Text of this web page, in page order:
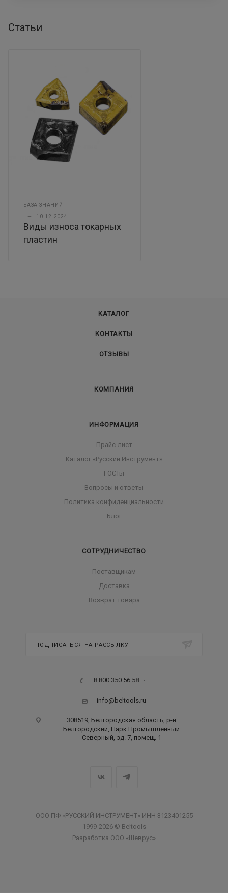
Статьи
БАЗА ЗНАНИЙ
— 10.12.2024
Виды износа токарных
пластин
КАТАЛОГ
КОНТАКТЫ
ОТЗЫВЫ
КОМПАНИЯ
ИНФОРМАЦИЯ
Прайс-лист
Каталог «Русский Инструмент»
ГОСТы
Вопросы и ответы
Политика конфиденциальности
Блог
СОТРУДНИЧЕСТВО
Поставщикам
Доставка
Возврат товара
ПОДПИСАТЬСЯ НА РАССЫЛКУ
8 800 350 56 58
info@beltools.ru
308519, Белгородская область, р-н
Белгородский, Парк Промышленный
Северный, зд. 7, помещ. 1
ООО ПФ «РУССКИЙ ИНСТРУМЕНТ» ИНН 3123401255
1999-2026 © Beltools
Разработка ООО «Шеврус»